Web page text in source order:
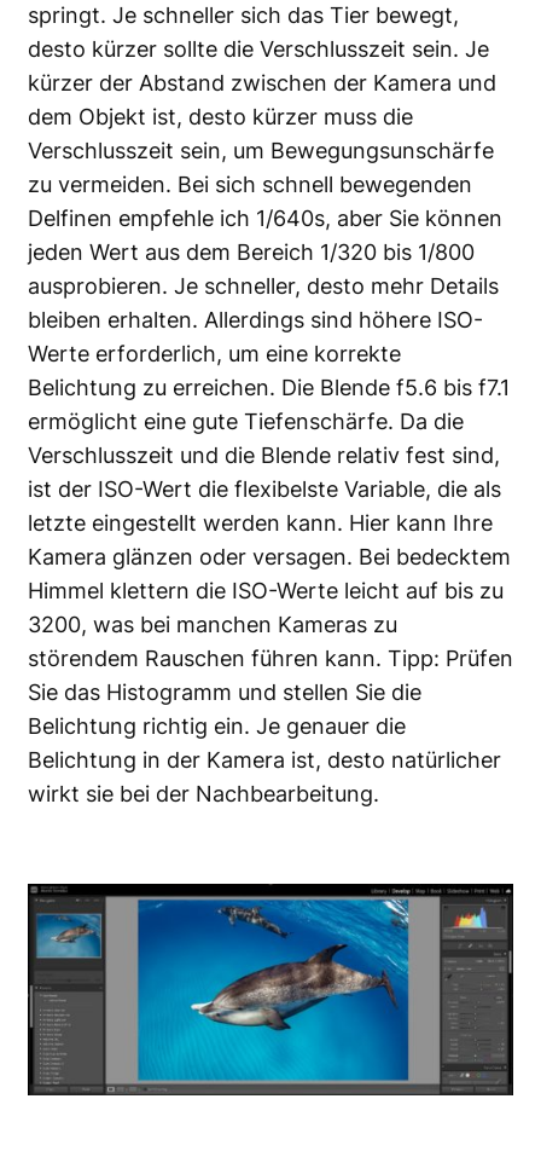
springt. Je schneller sich das Tier bewegt,
desto kürzer sollte die Verschlusszeit sein. Je
kürzer der Abstand zwischen der Kamera und
dem Objekt ist, desto kürzer muss die
Verschlusszeit sein, um Bewegungsunschärfe
zu vermeiden. Bei sich schnell bewegenden
Delfinen empfehle ich 1/640s, aber Sie können
jeden Wert aus dem Bereich 1/320 bis 1/800
ausprobieren. Je schneller, desto mehr Details
bleiben erhalten. Allerdings sind höhere ISO-
Werte erforderlich, um eine korrekte
Belichtung zu erreichen. Die Blende f5.6 bis f7.1
ermöglicht eine gute Tiefenschärfe. Da die
Verschlusszeit und die Blende relativ fest sind,
ist der ISO-Wert die flexibelste Variable, die als
letzte eingestellt werden kann. Hier kann Ihre
Kamera glänzen oder versagen. Bei bedecktem
Himmel klettern die ISO-Werte leicht auf bis zu
3200, was bei manchen Kameras zu
störendem Rauschen führen kann. Tipp: Prüfen
Sie das Histogramm und stellen Sie die
Belichtung richtig ein. Je genauer die
Belichtung in der Kamera ist, desto natürlicher
wirkt sie bei der Nachbearbeitung.